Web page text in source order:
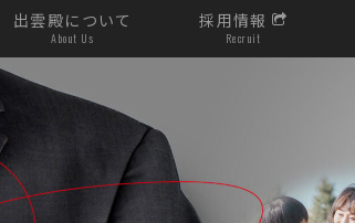
互助会
出雲殿について
About Us
採用情報
Recruit